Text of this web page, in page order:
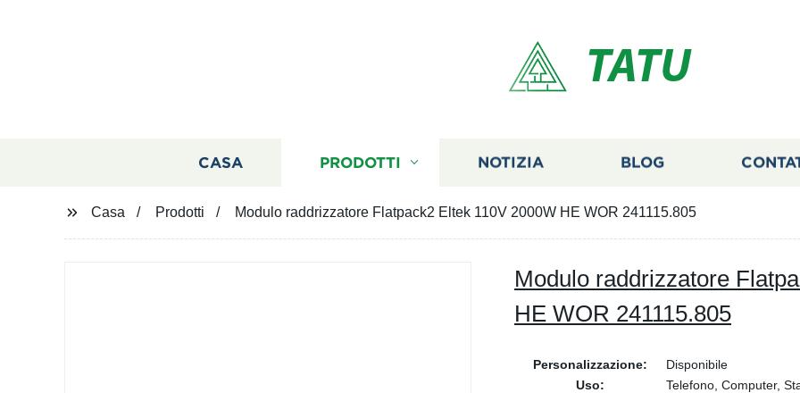
TATU
CASA PRODOTTI NOTIZIA BLOG
Casa Prodotti Modulo raddrizzatore Flatpack2 Eltek 110V 2000W HE WOR 241115.805
Modulo raddrizzatore
HE WOR 241115.805
Personalizzazione:
Disponibile
Uso:
Telefono, Computer,